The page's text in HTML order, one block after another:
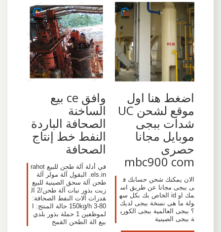
اضغط هنا اول
موقع لشحن UC
شدات ببجى
موبايل مجانا
حصرى
mbc900 com
الان يمكنك شحن حسابك ف
ى ببجى مجانا عن طريق اس
مك او id الخاص بك بكل سه
ولة ما هى نسخة ببجى لديك
؟ ببجى العالمية ببجى الكوري
ة ببجى الصينية
وافق ce بيع
الساخنة
الصحافة الباردة
النفط خط إنتاج
الصحافة
في أدلة آلة طحن للبيع rahot
els.in. البقول آلة مولر آلة
طحن آلة سحق الصينية للبيع
زيت بذور نبات آلة طحن/2 ال
قدرات آلات النفط الصحافة:
80-150kg/h 3 حالة المنتج: ا
لموظفين 1 حملة بذور بلدي
بيع الة الطحن القمح